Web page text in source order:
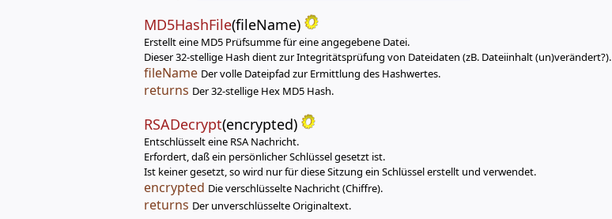
MD5HashFile(fileName)
Erstellt eine MD5 Prüfsumme für eine angegebene Datei.
Dieser 32-stellige Hash dient zur Integritätsprüfung von Dateidaten (zB. Dateiinhalt (un)verändert?).
fileName Der volle Dateipfad zur Ermittlung des Hashwertes.
returns Der 32-stellige Hex MD5 Hash.
RSADecrypt(encrypted)
Entschlüsselt eine RSA Nachricht.
Erfordert, daß ein persönlicher Schlüssel gesetzt ist.
Ist keiner gesetzt, so wird nur für diese Sitzung ein Schlüssel erstellt und verwendet.
encrypted Die verschlüsselte Nachricht (Chiffre).
returns Der unverschlüsselte Originaltext.